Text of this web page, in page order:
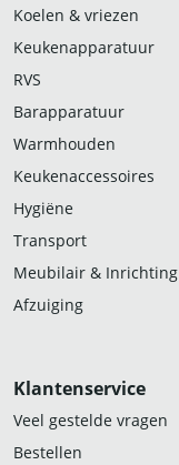
Koelen & vriezen
Keukenapparatuur
RVS
Barapparatuur
Warmhouden
Keukenaccessoires
Hygiëne
Transport
Meubilair & Inrichting
Afzuiging
Klantenservice
Veel gestelde vragen
Bestellen